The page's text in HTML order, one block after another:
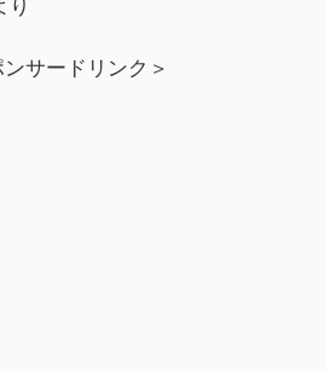
り
ンサードリンク＞